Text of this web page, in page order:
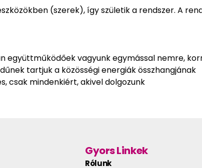
(szerek), így születik a rendszer. A
vagyunk egymással nemre,
tartjuk a közösségi energiák összhangjának
csak mindenkiért, akivel dolgozunk
Gyors Linkek
Rólunk